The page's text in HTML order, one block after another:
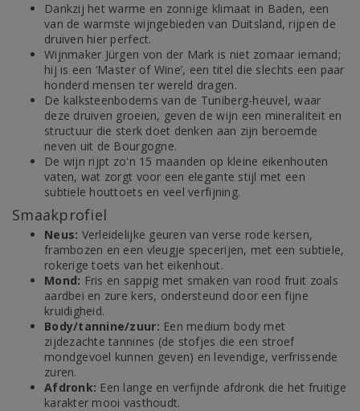
Dankzij het warme en zonnige klimaat in Baden, een
van de warmste wijngebieden van Duitsland, rijpen de
druiven hier perfect.
Wijnmaker Jürgen von der Mark is niet zomaar iemand;
hij is een ‘Master of Wine’, een titel die slechts een paar
honderd mensen ter wereld dragen.
De kalksteenbodems van de Tuniberg-heuvel, waar
deze druiven groeien, geven de wijn een mineraliteit en
structuur die sterk doet denken aan zijn beroemde
neven uit de Bourgogne.
De wijn rijpt zo'n 15 maanden op kleine eikenhouten
vaten, wat zorgt voor een elegante stijl met een
subtiele houttoets en veel verfijning.
Smaakprofiel
Neus: Verleidelijke geuren van verse rode kersen,
frambozen en een vleugje specerijen, met een subtiele,
rokerige toets van het eikenhout.
Mond: Fris en sappig met smaken van rood fruit zoals
aardbei en zure kers, ondersteund door een fijne
kruidigheid.
Body/tannine/zuur: Een medium body met
zijdezachte tannines (de stofjes die een stroef
mondgevoel kunnen geven) en levendige, verfrissende
zuren.
Afdronk: Een lange en verfijnde afdronk die het fruitige
karakter mooi vasthoudt.